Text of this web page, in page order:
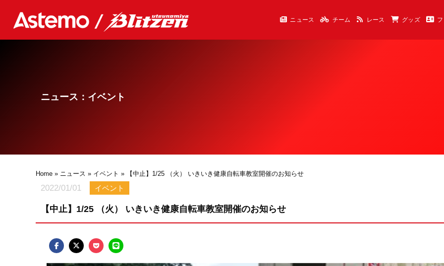
ニュース チーム レース グッズ
ニュース：イベント
Home » ニュース » イベント » 【中止】1/25 （火） いきいき健康自転車教室開催のお知らせ
2022/01/01 イベント
【中止】1/25 （火） いきいき健康自転車教室開催のお知らせ